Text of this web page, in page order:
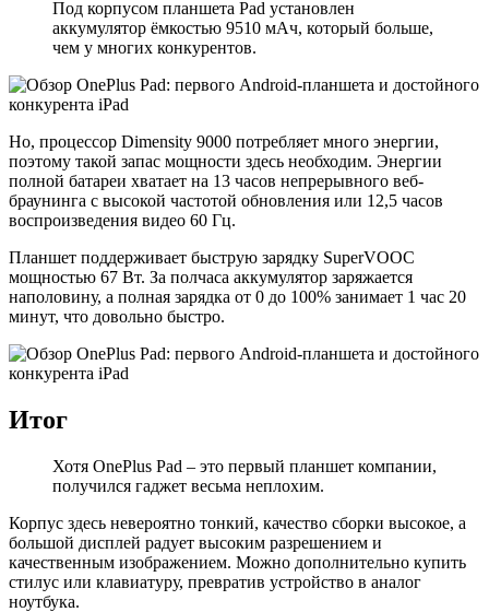
Под корпусом планшета Pad установлен
аккумулятор ёмкостью 9510 мАч, который больше,
чем у многих конкурентов.
Но, процессор Dimensity 9000 потребляет много энергии,
поэтому такой запас мощности здесь необходим. Энергии
полной батареи хватает на 13 часов непрерывного веб-
браунинга с высокой частотой обновления или 12,5 часов
воспроизведения видео 60 Гц.
Планшет поддерживает быструю зарядку SuperVOOC
мощностью 67 Вт. За полчаса аккумулятор заряжается
наполовину, а полная зарядка от 0 до 100% занимает 1 час 20
минут, что довольно быстро.
Итог
Хотя OnePlus Pad – это первый планшет компании,
получился гаджет весьма неплохим.
Корпус здесь невероятно тонкий, качество сборки высокое, а
большой дисплей радует высоким разрешением и
качественным изображением. Можно дополнительно купить
стилус или клавиатуру, превратив устройство в аналог
ноутбука.